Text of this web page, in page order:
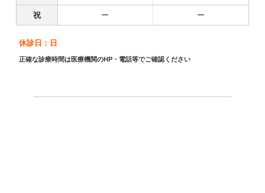
祝 ー ー
休診日：日
正確な診療時間は医療機関のHP・電話等でご確認ください